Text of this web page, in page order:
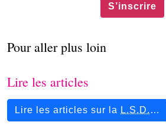
S’inscrire
Pour aller plus loin
Lire les articles
Lire les articles sur la L.S.D. …